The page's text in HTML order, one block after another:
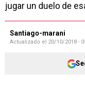
jugar un duelo de
Santiago-marani
Actualizado el 20/10/2018 -